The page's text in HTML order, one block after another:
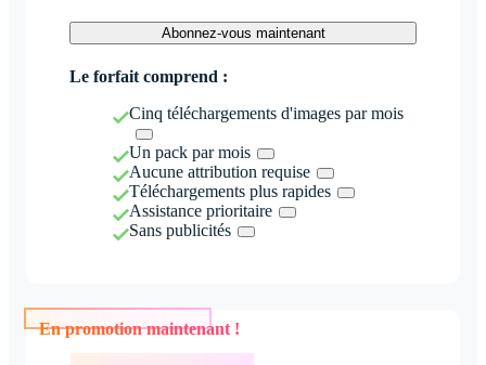
Abonnez-vous maintenant
Le forfait comprend :
Cinq téléchargements d'images par mois
Un pack par mois
Aucune attribution requise
Téléchargements plus rapides
Assistance prioritaire
Sans publicités
En promotion maintenant !